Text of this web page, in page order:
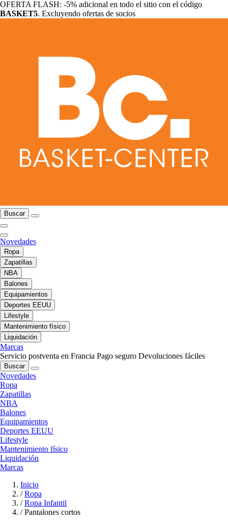
OFERTA FLASH: -5% adicional en todo el sitio con el código
BASKET5. Excluyendo ofertas de socios
Buscar
Novedades
Ropa
Zapatillas
NBA
Balones
Equipamientos
Deportes EEUU
Lifestyle
Mantenimiento físico
Liquidación
Marcas
Servicio postventa en Francia Pago seguro Devoluciones fáciles
Buscar
Novedades
Ropa
Zapatillas
NBA
Balones
Equipamientos
Deportes EEUU
Lifestyle
Mantenimiento físico
Liquidación
Marcas
Inicio
/ Ropa
/ Ropa Infantil
/ Pantalones cortos